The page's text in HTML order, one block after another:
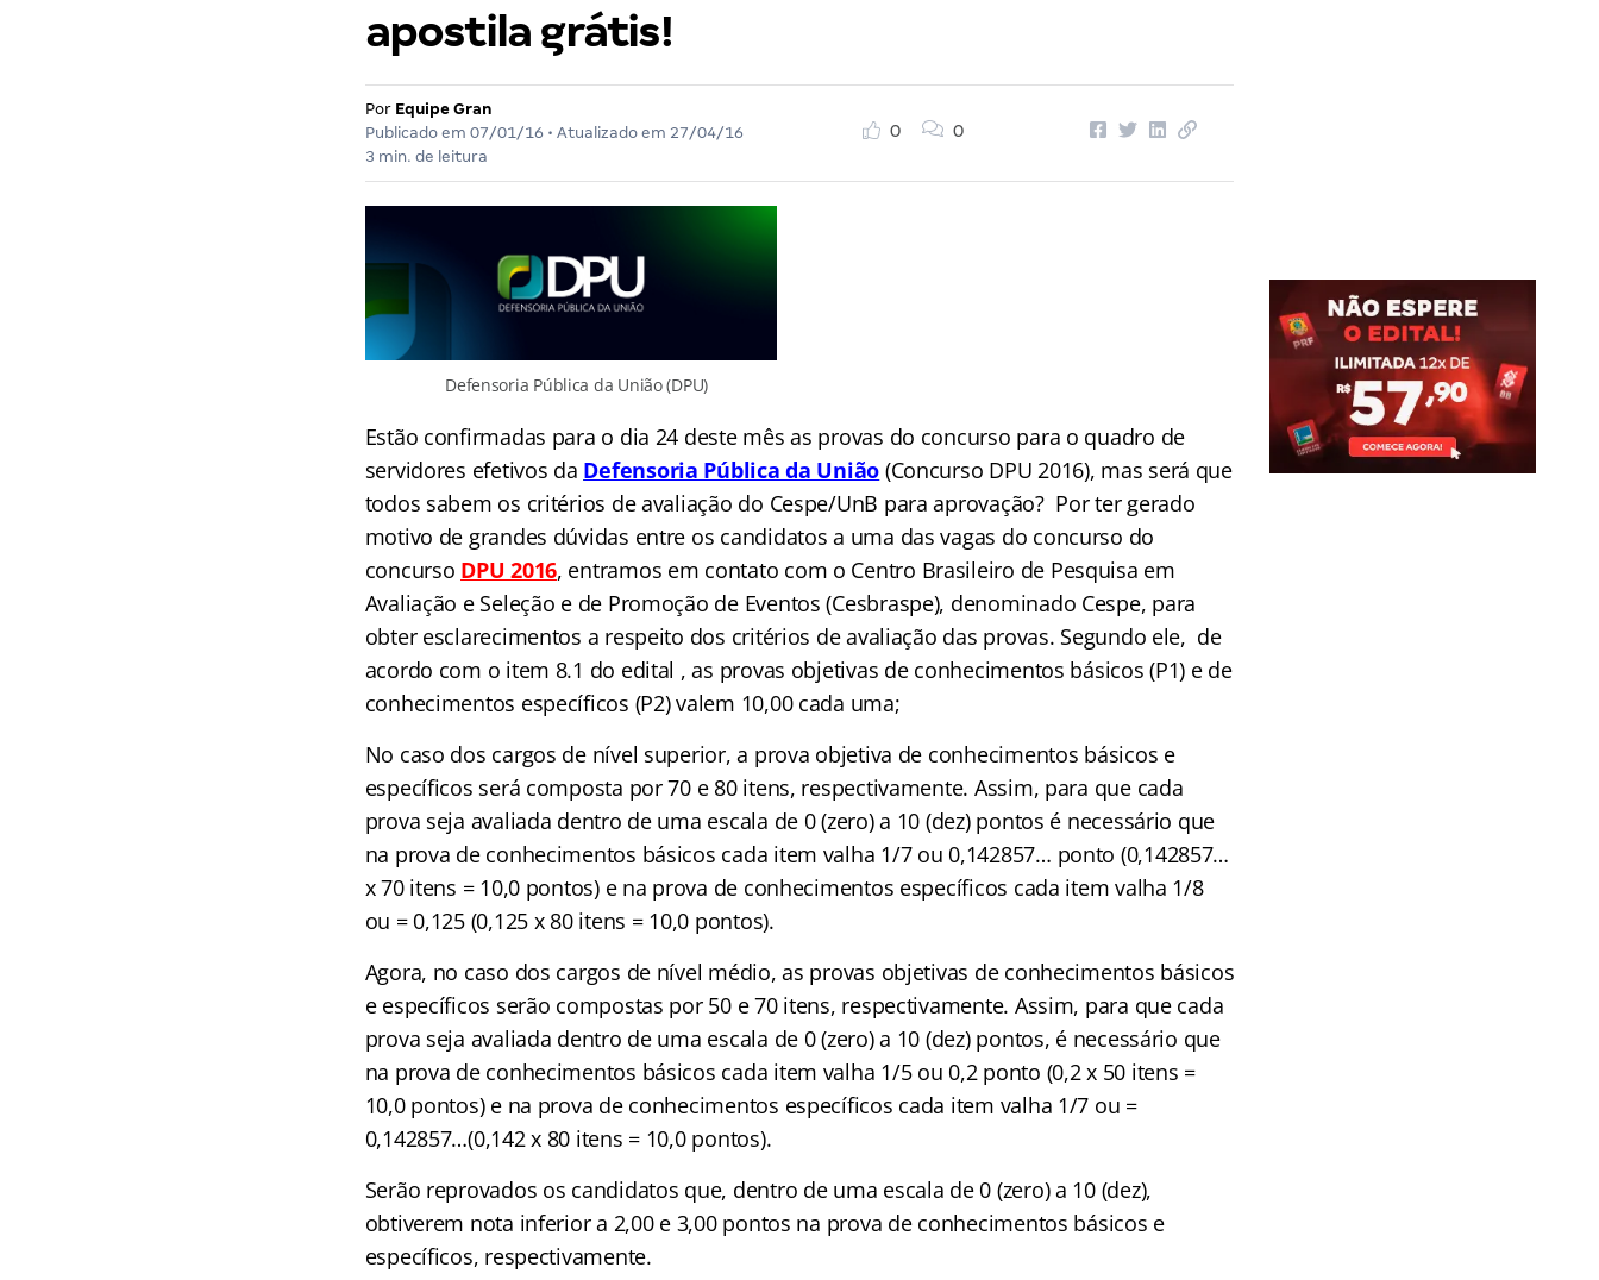
apostila grátis!
Por Equipe Gran
Publicado em 07/01/16 • Atualizado em 27/04/16
3 min. de leitura
0 0
Defensoria Pública da União (DPU)
Estão confirmadas para o dia 24 deste mês as provas do concurso para o quadro de
servidores efetivos da Defensoria Pública da União (Concurso DPU 2016), mas será que
todos sabem os critérios de avaliação do Cespe/UnB para aprovação? Por ter gerado
motivo de grandes dúvidas entre os candidatos a uma das vagas do concurso do
concurso DPU 2016, entramos em contato com o Centro Brasileiro de Pesquisa em
Avaliação e Seleção e de Promoção de Eventos (Cesbraspe), denominado Cespe, para
obter esclarecimentos a respeito dos critérios de avaliação das provas. Segundo ele, de
acordo com o item 8.1 do edital , as provas objetivas de conhecimentos básicos (P1) e de
conhecimentos específicos (P2) valem 10,00 cada uma;
No caso dos cargos de nível superior, a prova objetiva de conhecimentos básicos e
específicos será composta por 70 e 80 itens, respectivamente. Assim, para que cada
prova seja avaliada dentro de uma escala de 0 (zero) a 10 (dez) pontos é necessário que
na prova de conhecimentos básicos cada item valha 1/7 ou 0,142857… ponto (0,142857…
x 70 itens = 10,0 pontos) e na prova de conhecimentos específicos cada item valha 1/8
ou = 0,125 (0,125 x 80 itens = 10,0 pontos).
Agora, no caso dos cargos de nível médio, as provas objetivas de conhecimentos básicos
e específicos serão compostas por 50 e 70 itens, respectivamente. Assim, para que cada
prova seja avaliada dentro de uma escala de 0 (zero) a 10 (dez) pontos, é necessário que
na prova de conhecimentos básicos cada item valha 1/5 ou 0,2 ponto (0,2 x 50 itens =
10,0 pontos) e na prova de conhecimentos específicos cada item valha 1/7 ou =
0,142857…(0,142 x 80 itens = 10,0 pontos).
Serão reprovados os candidatos que, dentro de uma escala de 0 (zero) a 10 (dez),
obtiverem nota inferior a 2,00 e 3,00 pontos na prova de conhecimentos básicos e
específicos, respectivamente.